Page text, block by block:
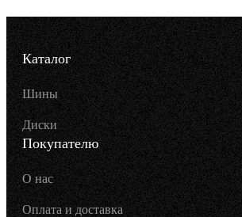
Каталог
Шины
Диски
Покупателю
О нас
Оплата и доставка